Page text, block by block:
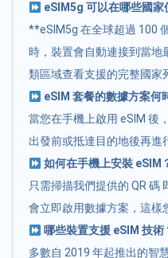
eSIM5g 可以在哪些國家
**eSIM5g 在全球超過 100
時，裝置會自動連接到當地
類區域查看支援的完整國家
eSIM 套餐的數據方案何
當您在手機上啟用 eSIM 後
出發前或抵達目的地後再進
如何在手機上安裝 eSIM
只需掃描我們提供的 QR 碼
會立即啟用數據方案，這樣
哪些裝置支援 eSIM 技術
多數自 2019 年起推出的智